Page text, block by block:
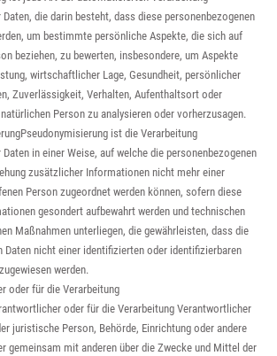
die darin besteht, dass diese personenbezogenen
um bestimmte persönliche Aspekte, die sich auf
beziehen, zu bewerten, insbesondere, um Aspekte
wirtschaftlicher Lage, Gesundheit, persönlicher
Zuverlässigkeit, Verhalten, Aufenthaltsort oder
Person zu analysieren oder vorherzusagen.
ist die Verarbeitung
in einer Weise, auf welche die personenbezogenen
zusätzlicher Informationen nicht mehr einer
Person zugeordnet werden können, sofern diese
gesondert aufbewahrt werden und technischen
Maßnahmen unterliegen, die gewährleisten, dass die
Daten nicht einer identifizierten oder identifizierbaren
werden.
für die Verarbeitung
oder für die Verarbeitung Verantwortlicher
juristische Person, Behörde, Einrichtung oder andere
gemeinsam mit anderen über die Zwecke und Mittel der